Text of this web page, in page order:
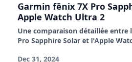
Garmin fēnix 7X Pro
Apple Watch Ultra 2
Une comparaison détaillée entre
Pro Sapphire Solar et l'Apple
encore.
Dec 31, 2024